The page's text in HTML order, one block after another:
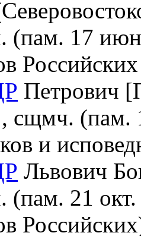
(пам. 17
Петрович
сщмч. (пам.
и
Львович
21